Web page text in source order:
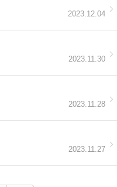
2023.12.04
2023.11.30
2023.11.28
2023.11.27